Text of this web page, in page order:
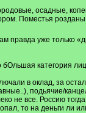
осадные,
Поместья
правда уже только
категория
в оклад, за
подьячие/
не все. Россию
то на деньги ли